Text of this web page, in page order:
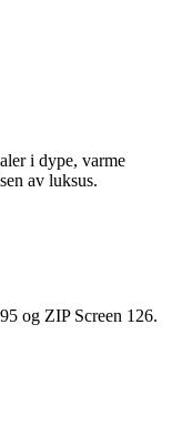
i dype, varme
av luksus.
og ZIP Screen 126.